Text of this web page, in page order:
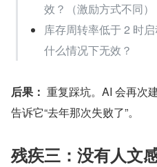
效？（激励方式不同）
库存周转率低于 2 时
什么情况下无效？
后果： 重复踩坑。AI 会再次
告诉它“去年那次失败了”。
残疾三：没有人文